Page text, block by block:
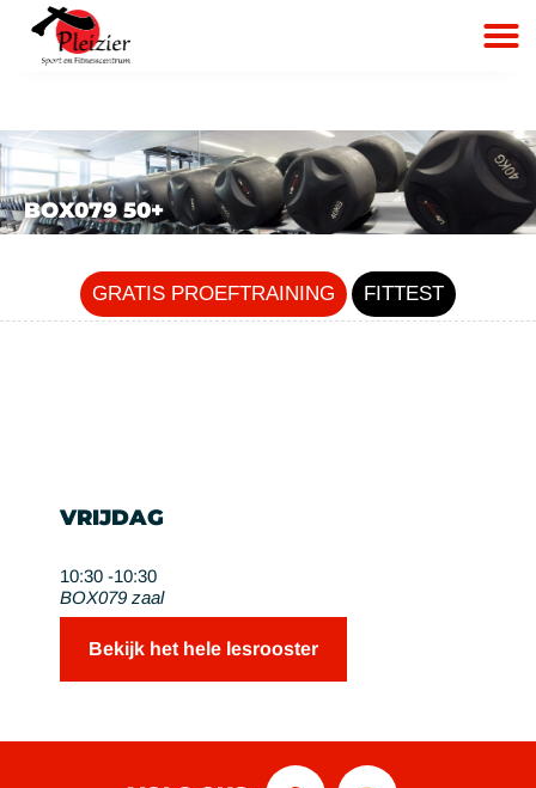
BOX079 50+
GRATIS PROEFTRAINING FITTEST
VRIJDAG
10:30 -10:30
BOX079 zaal
Bekijk het hele lesrooster